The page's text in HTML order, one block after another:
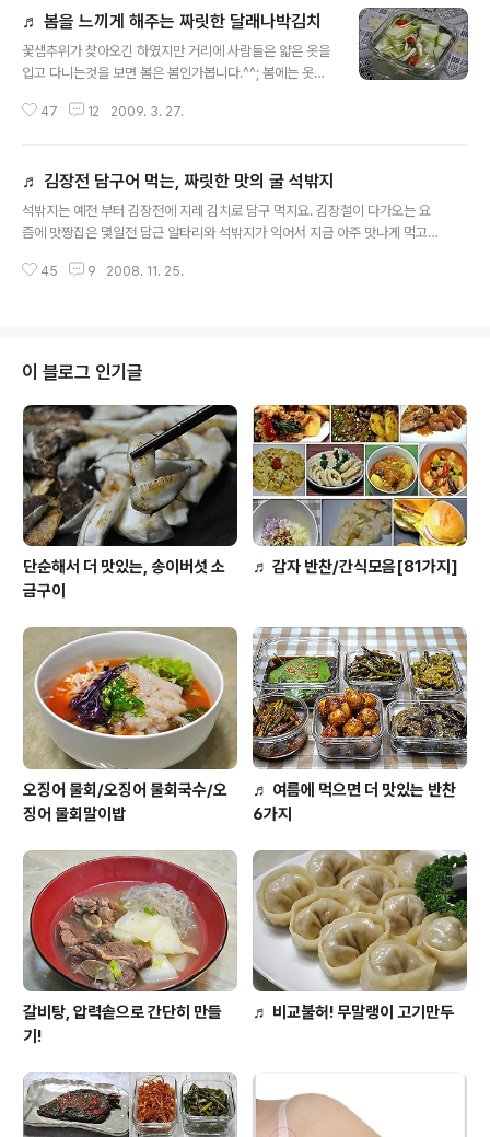
♬ 봄을 느끼게 해주는 짜릿한 달래나박김치
꽃샘추위가 찾아오긴 하였지만 거리에 사람들은 얇은 옷을
입고 다니는것을 보면 봄은 봄인가봅니다.^^; 봄에는 옷차
것은 맛짱 뿐만이 아닐거예요. 그치요? ㅎㅎ 겨울을 지내고
한 나박김치에 썰어서 만드는 동치미 만드는법을 접목시키
고, 봄나물에 대표주자인 달래를 넣어 아주 짜릿한 맛이 나
는 나박김치를 담구어 보았아요. 그 이름하여 짜릿한 국물
그래도 달리 좋은 제목이 생각이 나질 않아서리...^^;; 나박
47 12 2009. 3. 27.
♬ 김장전 담구어 먹는, 짜릿한 맛의 굴 석밖지
석밖지는 예전 부터 김장전에 지레 김치로 담구 먹지요. 김장철이 다가오는 요
즘에 맛짱집은 몇일전 담근 알타리와 석밖지가 익어서 지금 아주 맛나게 먹고
싱한 굴만 넣어 담구었어요. 김치도 보면 집집마다 다 다르고, 지방마다 많이 다
지 ◈ 재료는 방울무 10개(동치미무보다 작은크기예요 어른 여자분 주먹정도
의 크기랄까..) 배추는 한포기, 배추와 무를 시골서 뽑아 온 것이기때문에 시중에
파는것보다는 무..
45 9 2008. 11. 25.
이 블로그 인기글
단순해서 더 맛있는, 송이버섯 소
금구이
♬ 감자 반찬/간식모음[81가지]
오징어 물회/오징어 물회국수/오
징어 물회말이밥
♬ 여름에 먹으면 더 맛있는 반찬
6가지
갈비탕, 압력솥으로 간단히 만들
기!
♬ 비교불허! 무말랭이 고기만두